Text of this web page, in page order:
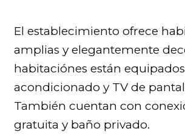
El establecimiento ofrece
amplias y elegantemente
habitaciónes están
acondicionado y TV de
También cuentan con
gratuita y baño privado.